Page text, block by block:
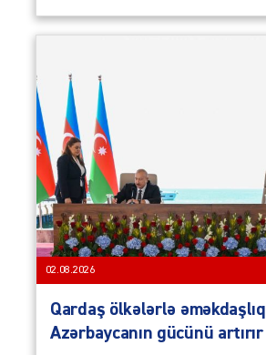
02.08.2026
Qardaş ölkələrlə əməkdaşlıq
Azərbaycanın gücünü artırır